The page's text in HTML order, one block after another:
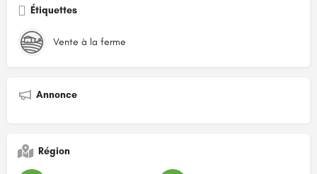
Étiquettes
Vente à la ferme
Annonce
Région